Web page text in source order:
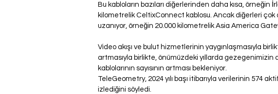
Bu kabloların bazıları diğerlerinden daha kısa, örneğin
kilometrelik CeltixConnect kablosu. Ancak diğerleri
uzanıyor, örneğin 20.000 kilometrelik Asia America
Video akışı ve bulut hizmetlerinin yaygınlaşmasıyla
artmasıyla birlikte, önümüzdeki yıllarda gezegenimizin
kablolarının sayısının artması bekleniyor.
TeleGeometry, 2024 yılı başı itibarıyla verilerinin 574
izlediğini söyledi.